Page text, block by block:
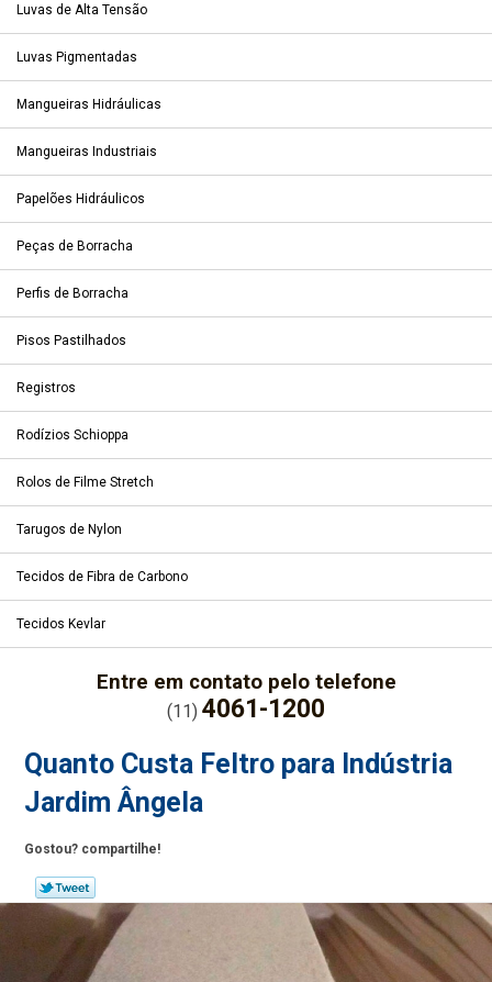
Luvas de Alta Tensão
Luvas Pigmentadas
Mangueiras Hidráulicas
Mangueiras Industriais
Papelões Hidráulicos
Peças de Borracha
Perfis de Borracha
Pisos Pastilhados
Registros
Rodízios Schioppa
Rolos de Filme Stretch
Tarugos de Nylon
Tecidos de Fibra de Carbono
Tecidos Kevlar
Entre em contato pelo telefone
(11) 4061-1200
Quanto Custa Feltro para Indústria
Jardim Ângela
Gostou? compartilhe!